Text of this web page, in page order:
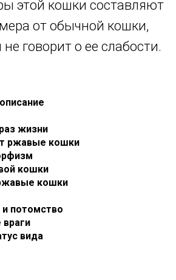
этой кошки составляют
от обычной кошки,
говорит о ее слабости.
жизни
ржавые кошки
кошки
кошки
потомство
враги
вида